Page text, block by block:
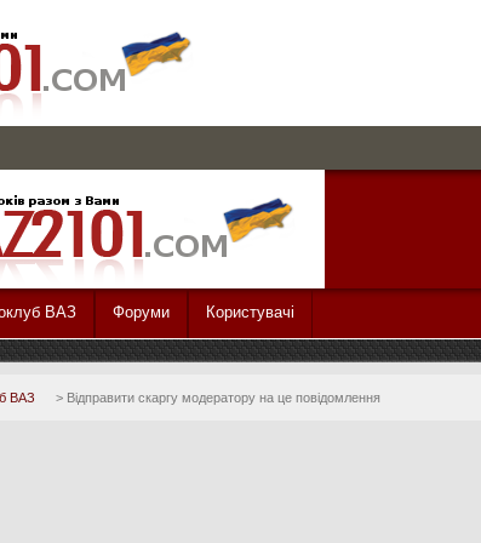
ВАЗ Форуми Користувачі
ВАЗ > Відправити скаргу модератору на це повідомлення